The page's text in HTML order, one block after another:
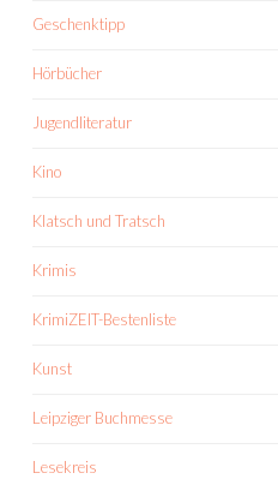
Geschenktipp
Hörbücher
Jugendliteratur
Kino
Klatsch und Tratsch
Krimis
KrimiZEIT-Bestenliste
Kunst
Leipziger Buchmesse
Lesekreis